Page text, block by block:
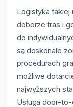
Logistyka takiej
doborze tras i
do
są doskonale
procedurach
możliwe
najwyższych
Usługa door-